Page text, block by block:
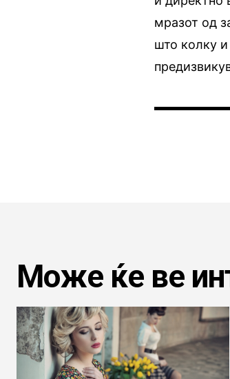
мразот од
што колку
Може ќе ве